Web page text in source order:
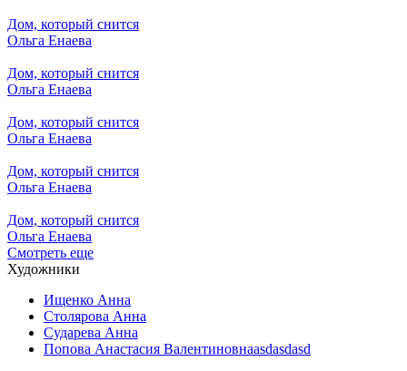
Дом, который снится
Ольга Енаева
Дом, который снится
Ольга Енаева
Дом, который снится
Ольга Енаева
Дом, который снится
Ольга Енаева
Дом, который снится
Ольга Енаева
Смотреть еще
Художники
Ищенко Анна
Столярова Анна
Сударева Анна
Попова Анастасия Валентиновнаasdasdasd